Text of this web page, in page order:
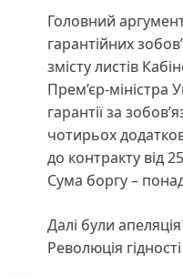
Головний
гарантійних
змісту листів
Прем’єр-міністра
гарантії за
чотирьох
до контракту від
Сума боргу –
Далі були
Революція